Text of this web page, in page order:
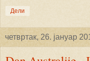
Дели
четвртак, 26. јануар